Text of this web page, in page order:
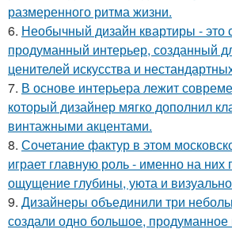
размеренного ритма жизни.
6. Необычный дизайн квартиры - это
продуманный интерьер, созданный
ценителей искусства и
7. В основе интерьера лежит
который дизайнер мягко дополнил
винтажными акцентами.
8. Сочетание фактур в этом
играет главную роль - именно на них
ощущение глубины, уюта и
9. Дизайнеры объединили три
создали одно большое, продуманное